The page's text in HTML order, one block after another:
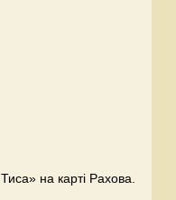
на карті Рахова.